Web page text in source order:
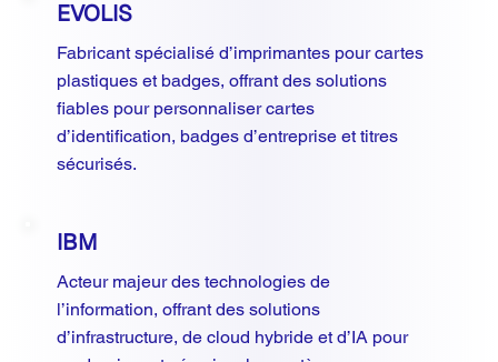
EVOLIS
Fabricant spécialisé d’imprimantes pour cartes
plastiques et badges, offrant des solutions
fiables pour personnaliser cartes
d’identification, badges d’entreprise et titres
sécurisés.
IBM
Acteur majeur des technologies de
l’information, offrant des solutions
d’infrastructure, de cloud hybride et d’IA pour